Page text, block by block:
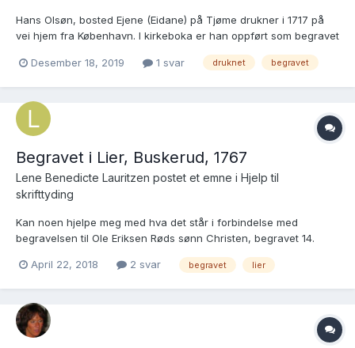
Hans Olsøn, bosted Ejene (Eidane) på Tjøme drukner i 1717 på
vei hjem fra København. I kirkeboka er han oppført som begravet
(https://www.digitalarkivet.no/view/267/pg00000001049785)
pga is. Spørsmål: Må man ha fått brakt...
Desember 18, 2019 1 svar druknet begravet
Begravet i Lier, Buskerud, 1767
Lene Benedicte Lauritzen postet et emne i Hjelp til
skrifttyding
Kan noen hjelpe meg med hva det står i forbindelse med
begravelsen til Ole Eriksen Røds sønn Christen, begravet 14.
Døde han i skogen og ble funnet dagen etter? Jeg ser det
April 22, 2018 2 svar begravet lier